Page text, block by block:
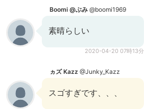
Boomi @ぶみ @boomi1969
素晴らしい
2020-04-20 07時13分
ヵズ Kazz @Junky_Kazz
スゴすぎです、、、